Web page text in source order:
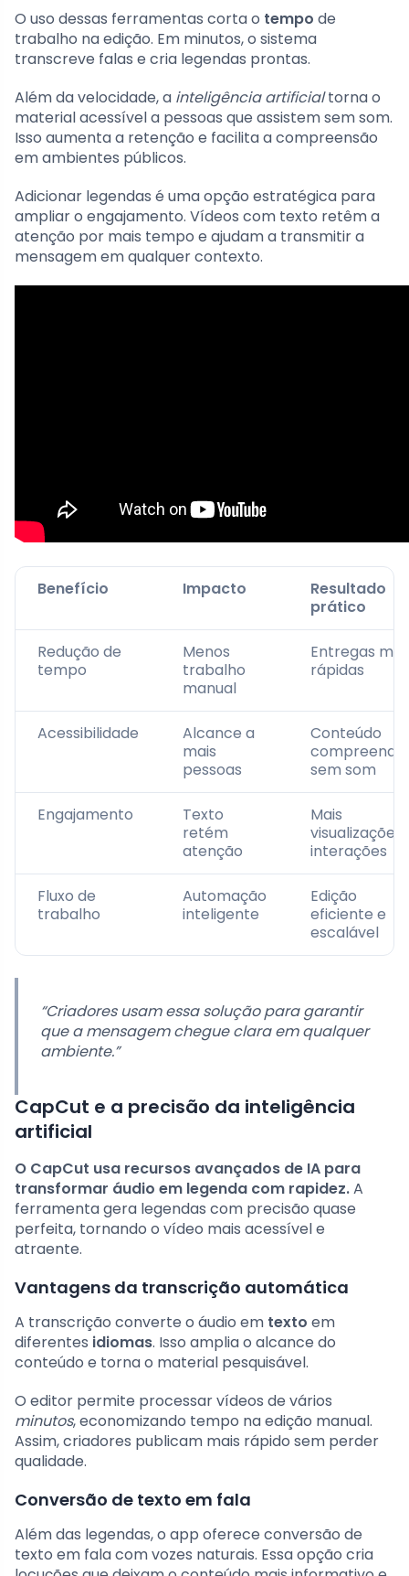
O uso dessas ferramentas corta o tempo de
trabalho na edição. Em minutos, o sistema
transcreve falas e cria legendas prontas.
Além da velocidade, a inteligência artificialtorna o
material acessível a pessoas que assistem sem som.
Isso aumenta a retenção e facilita a compreensão
em ambientes públicos.
Adicionar legendas é uma opção estratégica para
ampliar o engajamento. Vídeos com texto retêm a
atenção por mais tempo e ajudam a transmitir a
mensagem em qualquer contexto.
Benefício Impacto
Resultado
prático
Redução de
tempo
Menos
trabalho
manual
Entregas
rápidas
Acessibilidade
Alcance a
mais
pessoas
Conteúdo
sem som
Engajamento
Texto
retém
atenção
Mais
visualizações
interações
Fluxo de
trabalho
Automação
inteligente
Edição
eficiente e
escalável
“Criadores usam essa solução para garantir
que a mensagem chegue clara em qualquer
ambiente.”
CapCut e a precisão da inteligência
artificial
O CapCut usa recursos avançados de IA para
transformar áudio em legenda com rapidez.A
ferramenta gera legendas com precisão quase
perfeita, tornando o vídeo mais acessível e
atraente.
Vantagens da transcrição automática
A transcrição converte o áudio em texto em
diferentes idiomas. Isso amplia o alcance do
conteúdo e torna o material pesquisável.
O editor permite processar vídeos de vários
minutos, economizando tempo na edição manual.
Assim, criadores publicam mais rápido sem perder
qualidade.
Conversão de texto em fala
Além das legendas, o app oferece conversão de
texto em fala com vozes naturais. Essa opção cria